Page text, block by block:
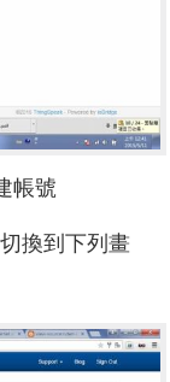
帳號
換到下列畫